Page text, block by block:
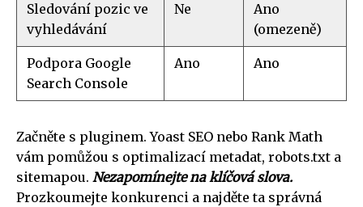
Sledování pozic ve
vyhledávání
Ne
Ano
(omezeně)
Podpora Google
Search Console
Ano Ano
Začněte s pluginem. Yoast SEO nebo Rank Math
vám pomůžou s optimalizací metadat, robots.txt a
sitemapou. Nezapomínejte na klíčová slova.
Prozkoumejte konkurenci a najděte ta správná